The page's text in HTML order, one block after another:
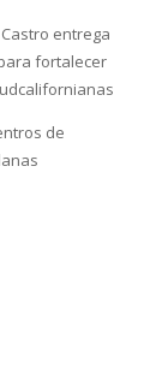
entrega
fortalecer
de